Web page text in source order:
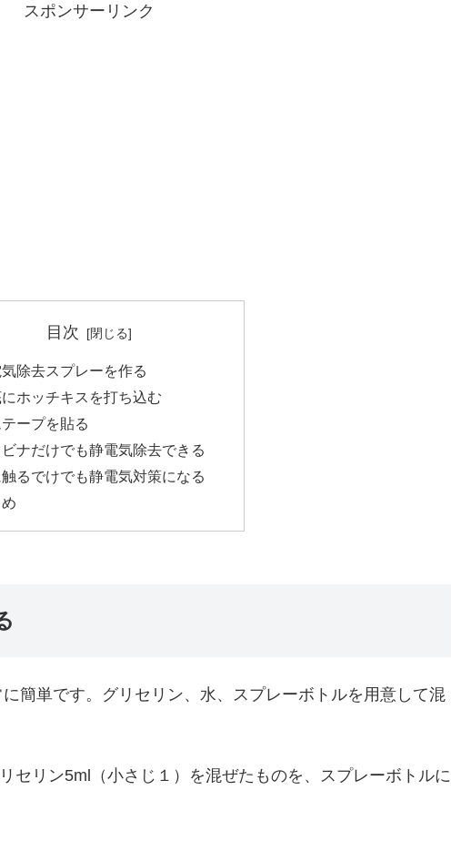
スポンサーリンク
目次
除去スプレーを作る
ホッチキスを打ち込む
テープを貼る
ビナだけでも静電気除去できる
るでけでも静電気対策になる
め
簡単です。グリセリン、水、スプレーボトルを用意して混
セリン5ml（小さじ１）を混ぜたものを、スプレーボトルに